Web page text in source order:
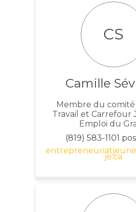
CS
Camille
Membre du
Travail et Carrefour
Emploi du
(819) 583-1101
je.ca